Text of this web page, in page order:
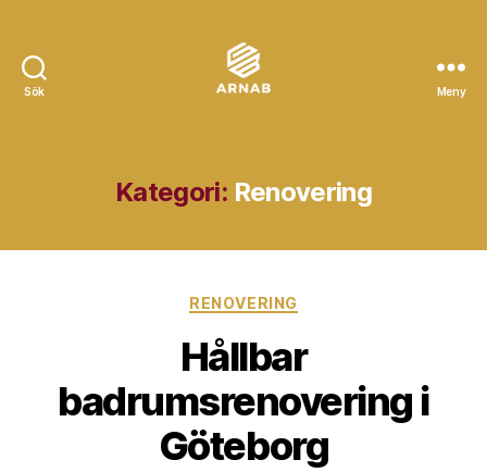
Sök Meny
Kategori: Renovering
Kategorier
RENOVERING
Hållbar
badrumsrenovering i
Göteborg